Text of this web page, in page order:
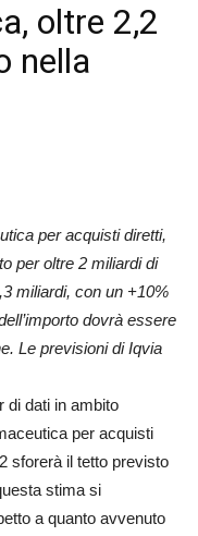
oltre 2,2
nella
per acquisti diretti,
per oltre 2 miliardi di
miliardi, con un +10%
dovrà essere
Le previsioni di Iqvia
di dati in ambito
per acquisti
sforerà il tetto previsto
stima si
a quanto avvenuto